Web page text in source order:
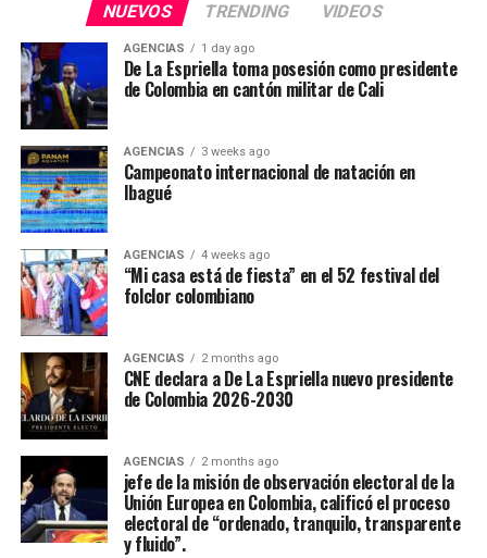
NUEVOS TRENDING VIDEOS
AGENCIAS 1 day ago
De La Espriella toma posesión como presidente
de Colombia en cantón militar de Cali
AGENCIAS 3 weeks ago
Campeonato internacional de natación en
Ibagué
AGENCIAS 4 weeks ago
“Mi casa está de fiesta” en el 52 festival del
folclor colombiano
AGENCIAS 2 months ago
CNE declara a De La Espriella nuevo presidente
de Colombia 2026-2030
AGENCIAS 2 months ago
jefe de la misión de observación electoral de la
Unión Europea en Colombia, calificó el proceso
electoral de “ordenado, tranquilo, transparente
y fluido”.